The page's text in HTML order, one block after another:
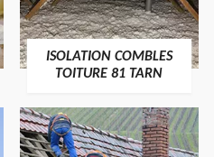
ISOLATION COMBLES
TOITURE 81 TARN